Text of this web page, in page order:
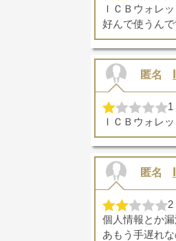
ＩＣＢウォレ
好んで使うん
匿名
1
ＩＣＢウォレ
匿名
2
個人情報とか
あもう手遅れ